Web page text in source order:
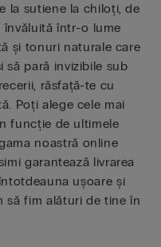
la sutiene la chiloți, de
învăluită într-o lume
și tonuri naturale care
să pară invizibile sub
răsfață-te cu
Poți alege cele mai
funcție de ultimele
noastră online
garantează livrarea
ușoare și
să fim alături de tine în